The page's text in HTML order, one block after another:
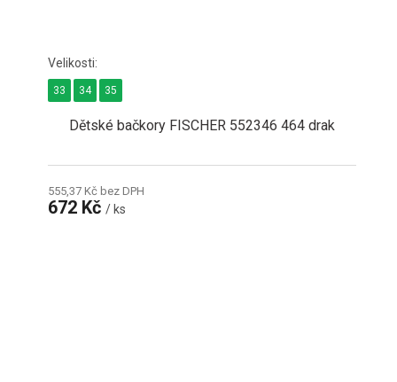
Dětské bačkory FISCHER 552346 464 drak
555,37 Kč bez DPH
672 Kč/ ks
33 34 35